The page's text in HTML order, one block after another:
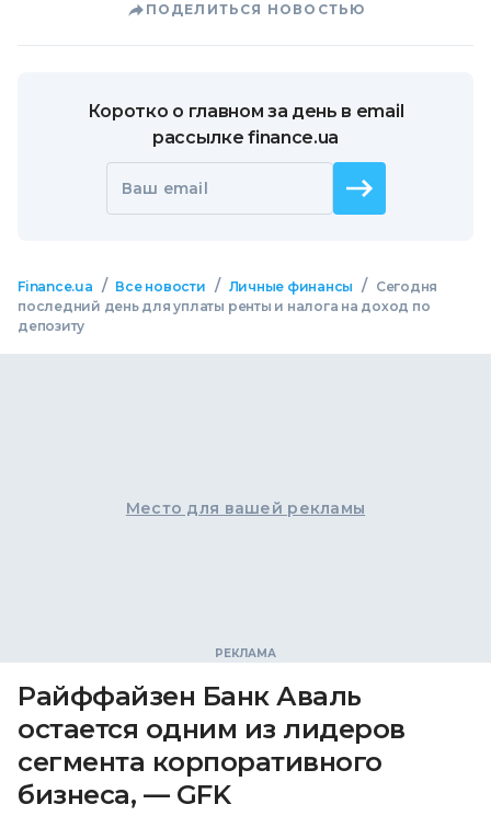
ПОДЕЛИТЬСЯ НОВОСТЬЮ
Коротко о главном за день в email
рассылке finance.ua
Ваш email
Finance.ua / Все новости / Личные финансы /
Сегодня
последний день для уплаты ренты и налога на доход по
депозиту
Место для вашей рекламы
Райффайзен Банк Аваль
остается одним из лидеров
сегмента корпоративного
бизнеса, — GFK